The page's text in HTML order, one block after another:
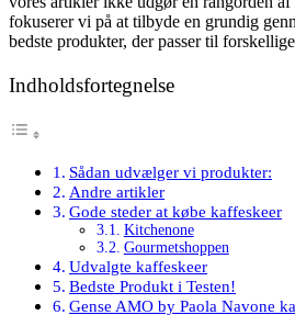
fokuserer vi på at tilbyde en grundig
bedste produkter, der passer til
Indholdsfortegnelse
Sådan udvælger vi produkter:
Andre artikler
Gode steder at købe kaffeskeer
Kitchenone
Gourmetshoppen
Udvalgte kaffeskeer
Bedste Produkt i Testen!
Gense AMO by Paola Navone